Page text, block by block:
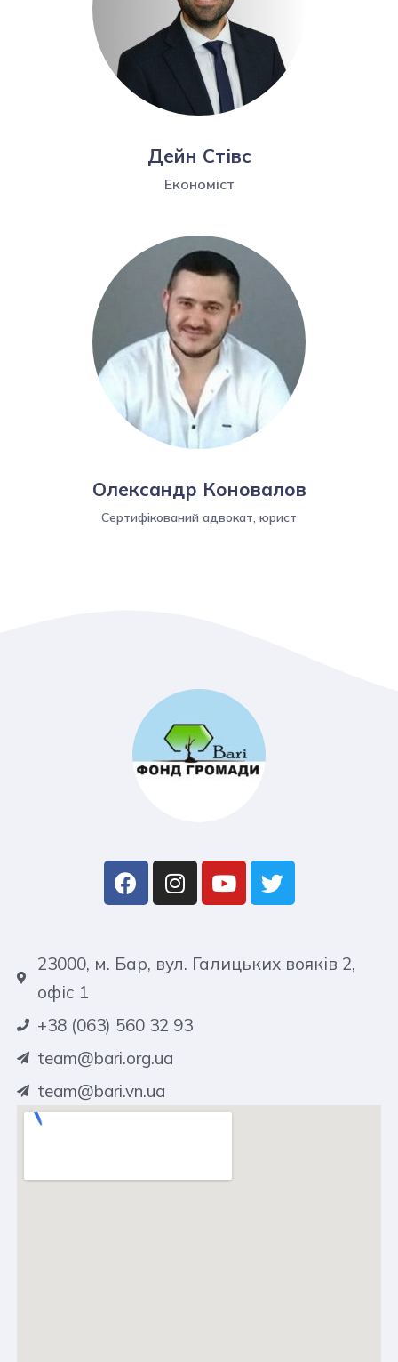
Дейн Стівс
Економіст
Олександр Коновалов
Сертифікований адвокат, юрист
23000, м. Бар, вул. Галицьких вояків 2,
офіс 1
+38 (063) 560 32 93
team@bari.org.ua
team@bari.vn.ua